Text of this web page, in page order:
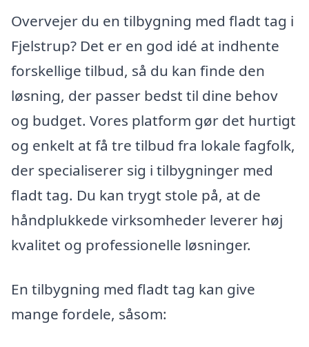
Overvejer du en tilbygning med fladt tag i
Fjelstrup? Det er en god idé at indhente
forskellige tilbud, så du kan finde den
løsning, der passer bedst til dine behov
og budget. Vores platform gør det hurtigt
og enkelt at få tre tilbud fra lokale fagfolk,
der specialiserer sig i tilbygninger med
fladt tag. Du kan trygt stole på, at de
håndplukkede virksomheder leverer høj
kvalitet og professionelle løsninger.
En tilbygning med fladt tag kan give
mange fordele, såsom: